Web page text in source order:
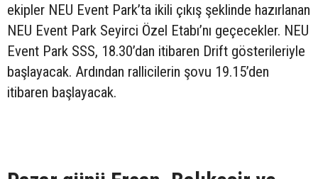
ekipler NEU Event Park’ta ikili çıkış şeklinde hazırlanan
NEU Event Park Seyirci Özel Etabı’nı geçecekler. NEU
Event Park SSS, 18.30’dan itibaren Drift gösterileriyle
başlayacak. Ardından rallicilerin şovu 19.15’den
itibaren başlayacak.